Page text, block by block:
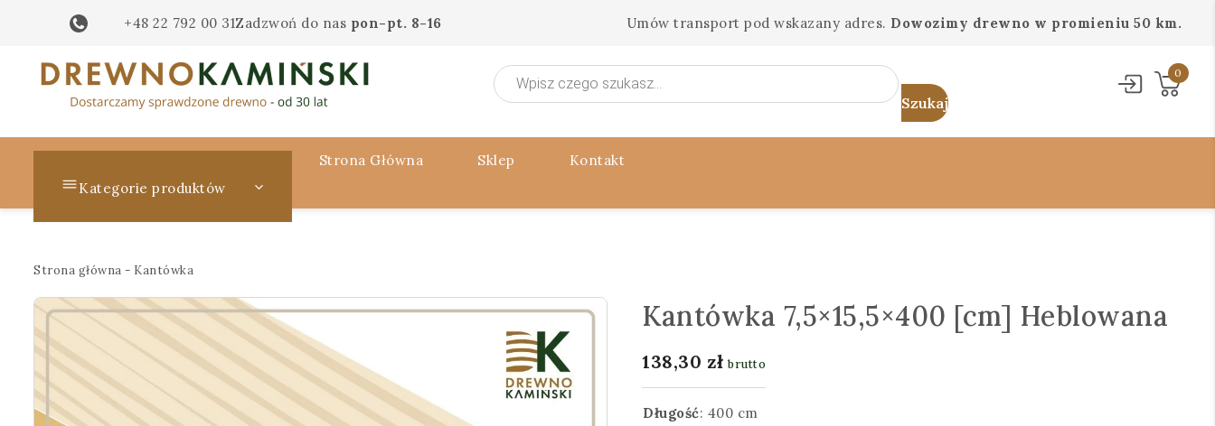
+48 22 792 00 31Zadzwoń do nas pon-pt. 8-16 Umów transport pod wskazany adres. Dowozimy drewno w promieniu 50 km.
Wyszukiwarka
produktów
0
Kategorie produktów
Strona Główna Sklep Kontakt
Strona główna - Kantówka
Kantówka 7,5×15,5×400 [cm] Heblowana
138,30 zł brutto
Długość: 400 cm